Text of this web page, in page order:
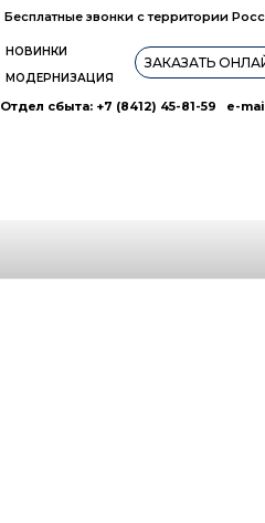
Бесплатные звонки с территории
НОВИНКИ
МОДЕРНИЗАЦИЯ
ЗАКАЗАТЬ
Отдел сбыта: +7 (8412) 45-81-59 e-